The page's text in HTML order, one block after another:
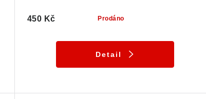
Prodáno
450 Kč
Detail